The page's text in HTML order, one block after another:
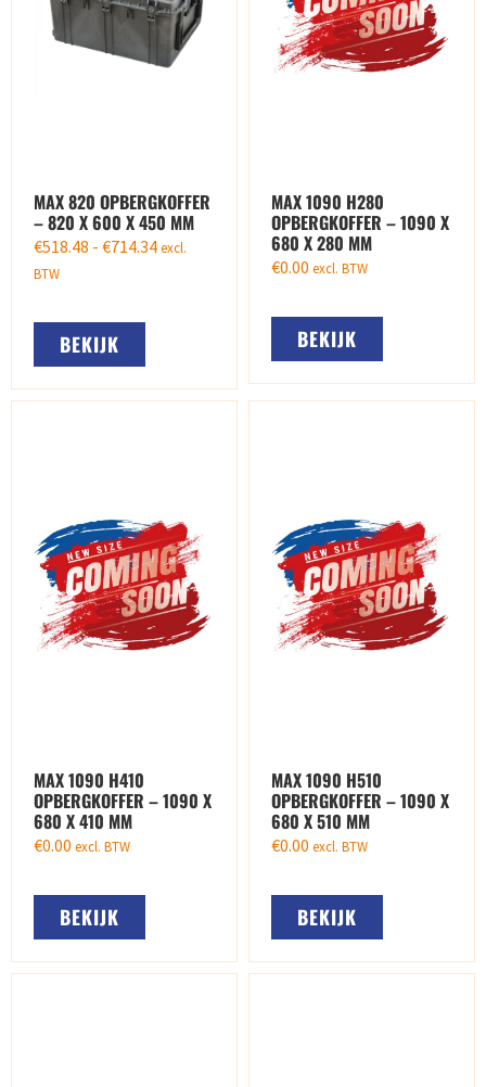
MAX 820 OPBERGKOFFER
– 820 X 600 X 450 MM
€518.48 - €714.34excl.
BTW
BEKIJK
MAX 1090 H280
OPBERGKOFFER – 1090 X
680 X 280 MM
€0.00 excl. BTW
BEKIJK
MAX 1090 H410
OPBERGKOFFER – 1090 X
680 X 410 MM
€0.00 excl. BTW
BEKIJK
MAX 1090 H510
OPBERGKOFFER – 1090 X
680 X 510 MM
€0.00 excl. BTW
BEKIJK